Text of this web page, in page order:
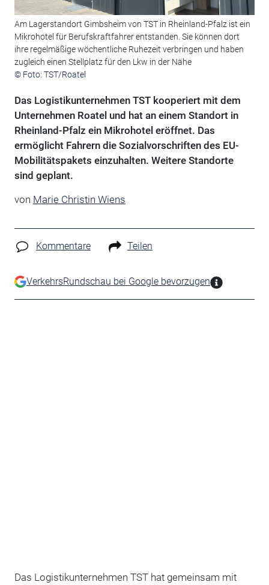
Am Lagerstandort Gimbsheim von TST in Rheinland-Pfalz ist ein
Mikrohotel für Berufskraftfahrer entstanden. Sie können dort
ihre regelmäßige wöchentliche Ruhezeit verbringen und haben
zugleich einen Stellplatz für den Lkw in der Nähe
© Foto: TST/Roatel
Das Logistikunternehmen TST kooperiert mit dem
Unternehmen Roatel und hat an einem Standort in
Rheinland-Pfalz ein Mikrohotel eröffnet. Das
ermöglicht Fahrern die Sozialvorschriften des EU-
Mobilitätspakets einzuhalten. Weitere Standorte
sind geplant.
von Marie Christin Wiens
Kommentare Teilen
VerkehrsRundschau bei Google bevorzugen
Das Logistikunternehmen TST hat gemeinsam mit